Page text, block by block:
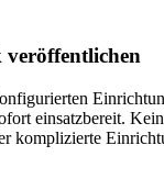
einsatzbereit.
komplizierte